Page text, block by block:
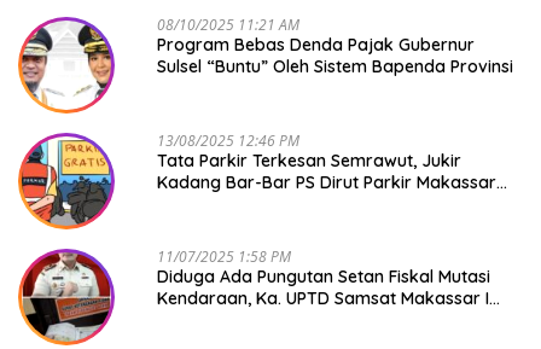
08/10/2025 11:21 AM
Program Bebas Denda Pajak Gubernur
Sulsel “Buntu” Oleh Sistem Bapenda Provinsi
13/08/2025 12:46 PM
Tata Parkir Terkesan Semrawut, Jukir
Kadang Bar-Bar PS Dirut Parkir Makassar
11/07/2025 1:58 PM
Diduga Ada Pungutan Setan Fiskal Mutasi
Kendaraan, Ka. UPTD Samsat Makassar I